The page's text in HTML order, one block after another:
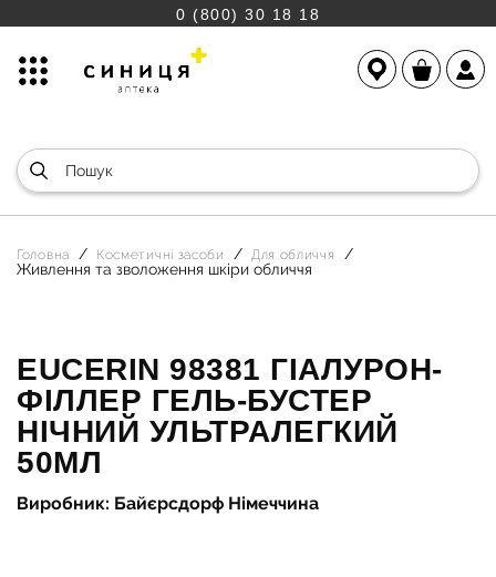
0 (800) 30 18 18
Головна Косметичні засоби Для обличчя
Живлення та зволоження шкіри обличчя
EUCERIN 98381 ГІАЛУРОН-
ФІЛЛЕР ГЕЛЬ-БУСТЕР
НІЧНИЙ УЛЬТРАЛЕГКИЙ
50МЛ
Виробник: Байєрсдорф Німеччина